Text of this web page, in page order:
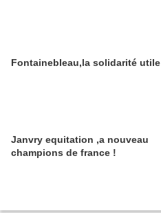
Fontainebleau,la solidarité utile
Janvry equitation ,a nouveau
champions de france !